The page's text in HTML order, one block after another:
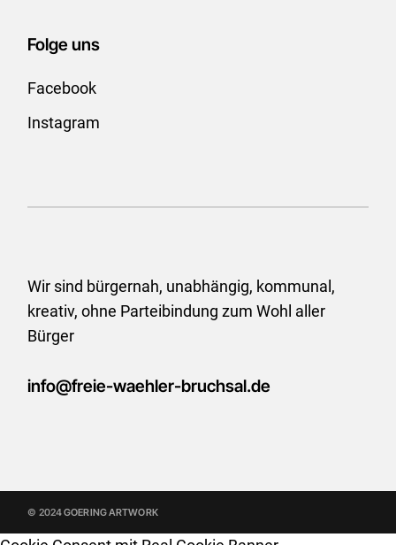
Folge uns
Facebook
Instagram
Wir sind bürgernah, unabhängig, kommunal,
kreativ, ohne Parteibindung zum Wohl aller
Bürger
info@freie-waehler-bruchsal.de
© 2024GOERING ARTWORK